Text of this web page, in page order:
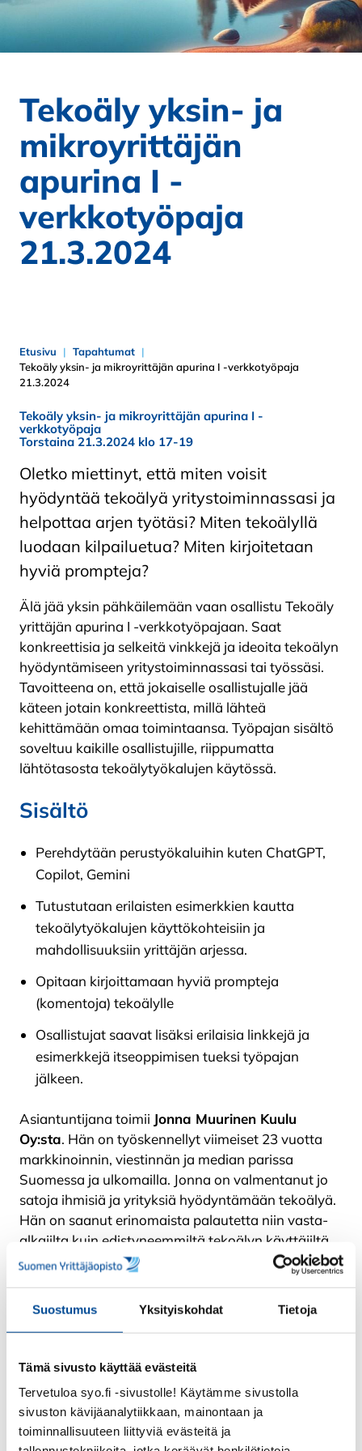
Suostumus Yksityiskohdat Tietoja
Tämä sivusto käyttää evästeitä
Tervetuloa syo.fi -sivustolle! Käytämme sivustolla
sivuston kävijäanalytiikkaan, mainontaan ja
toiminnallisuuteen liittyviä evästeitä ja
Tekoäly yksin- ja
mikroyrittäjän
apurina I -
verkkotyöpaja
21.3.2024
Etusivu
Tapahtumat
Tekoäly yksin- ja mikroyrittäjän apurina I -verkkotyöpaja
21.3.2024
Tekoäly yksin- ja mikroyrittäjän apurina I -
verkkotyöpaja
Torstaina 21.3.2024 klo 17-19
Oletko miettinyt, että miten voisit
hyödyntää tekoälyä yritystoiminnassasi ja
helpottaa arjen työtäsi? Miten tekoälyllä
luodaan kilpailuetua? Miten kirjoitetaan
hyviä prompteja?
Älä jää yksin pähkäilemään vaan osallistu Tekoäly
yrittäjän apurina I -verkkotyöpajaan. Saat
konkreettisia ja selkeitä vinkkejä ja ideoita tekoälyn
hyödyntämiseen yritystoiminnassasi tai työssäsi.
Tavoitteena on, että jokaiselle osallistujalle jää
käteen jotain konkreettista, millä lähteä
kehittämään omaa toimintaansa. Työpajan sisältö
soveltuu kaikille osallistujille, riippumatta
lähtötasosta tekoälytyökalujen käytössä.
Sisältö
Perehdytään perustyökaluihin kuten ChatGPT,
Copilot, Gemini
Tutustutaan erilaisten esimerkkien kautta
tekoälytyökalujen käyttökohteisiin ja
mahdollisuuksiin yrittäjän arjessa.
Opitaan kirjoittamaan hyviä prompteja
(komentoja) tekoälylle
Osallistujat saavat lisäksi erilaisia linkkejä ja
esimerkkejä itseoppimisen tueksi työpajan
jälkeen.
Asiantuntijana toimii Jonna Muurinen Kuulu
Oy:sta. Hän on työskennellyt viimeiset 23 vuotta
markkinoinnin, viestinnän ja median parissa
Suomessa ja ulkomailla. Jonna on valmentanut jo
satoja ihmisiä ja yrityksiä hyödyntämään tekoälyä.
Hän on saanut erinomaista palautetta niin vasta-
alkajilta kuin edistyneemmiltä tekoälyn käyttäjiltä
selkeästä, innostavasta ja käytännön esimerkkejä
Ilmoittaudu työpajaan viimeistään 19.3.2024
Kenelle?
Verkkotyöpaja on suunnattu erityisesti
eteläpohjalaisille yksinyrittäjille ja mikroyrityksille
toimialasta riippumatta sekä yrittäjyyttä